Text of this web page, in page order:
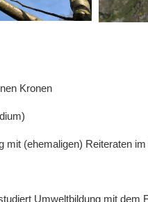
Kronen
(ehemaligen) Reiteraten
Umweltbildung mit dem